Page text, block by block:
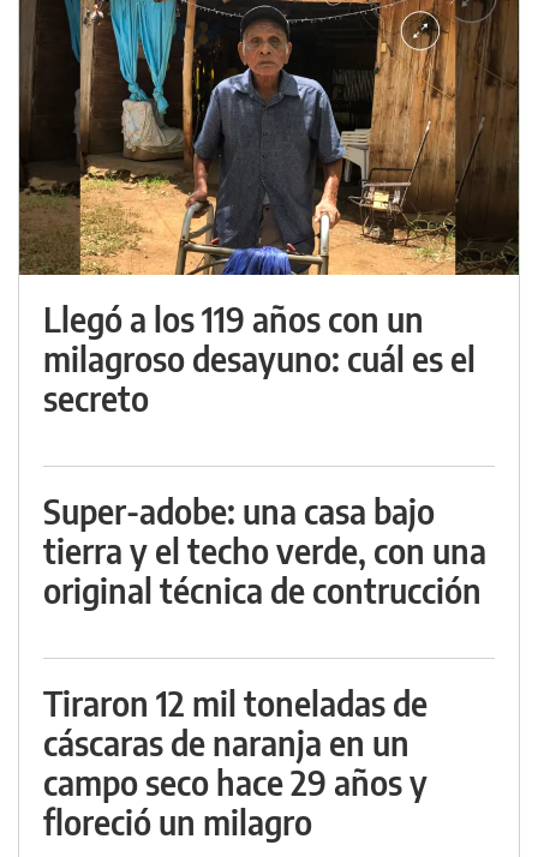
Llegó a los 119 años con un
milagroso desayuno: cuál es el
secreto
Super-adobe: una casa bajo
tierra y el techo verde, con una
original técnica de contrucción
Tiraron 12 mil toneladas de
cáscaras de naranja en un
campo seco hace 29 años y
floreció un milagro